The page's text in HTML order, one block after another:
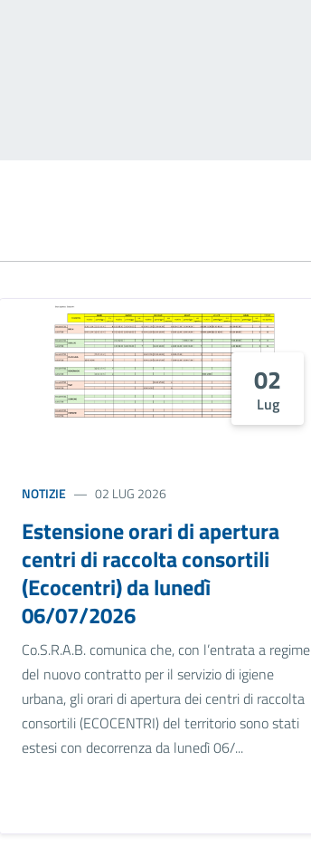
02
Lug
NOTIZIE 02 LUG 2026
Estensione orari di apertura
centri di raccolta consortili
(Ecocentri) da lunedì
06/07/2026
Co.S.R.A.B. comunica che, con l’entrata a regime
del nuovo contratto per il servizio di igiene
urbana, gli orari di apertura dei centri di raccolta
consortili (ECOCENTRI) del territorio sono stati
estesi con decorrenza da lunedì 06/...